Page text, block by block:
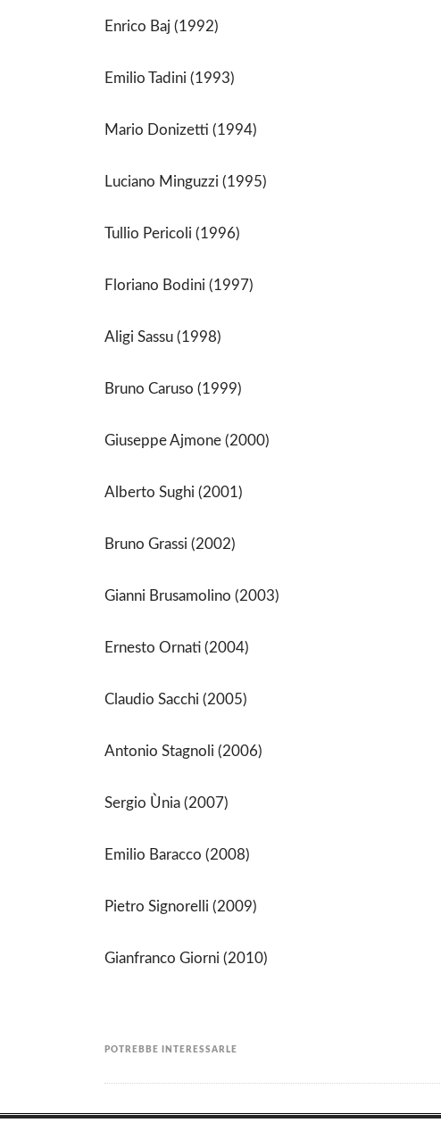
Enrico Baj (1992)
Emilio Tadini (1993)
Mario Donizetti (1994)
Luciano Minguzzi (1995)
Tullio Pericoli (1996)
Floriano Bodini (1997)
Aligi Sassu (1998)
Bruno Caruso (1999)
Giuseppe Ajmone (2000)
Alberto Sughi (2001)
Bruno Grassi (2002)
Gianni Brusamolino (2003)
Ernesto Ornati (2004)
Claudio Sacchi (2005)
Antonio Stagnoli (2006)
Sergio Ùnia (2007)
Emilio Baracco (2008)
Pietro Signorelli (2009)
Gianfranco Giorni (2010)
POTREBBE INTERESSARLE